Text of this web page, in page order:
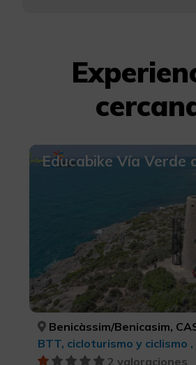
Educabike Vía Verde
Benicàssim/Benicasim,
2 valoraciones